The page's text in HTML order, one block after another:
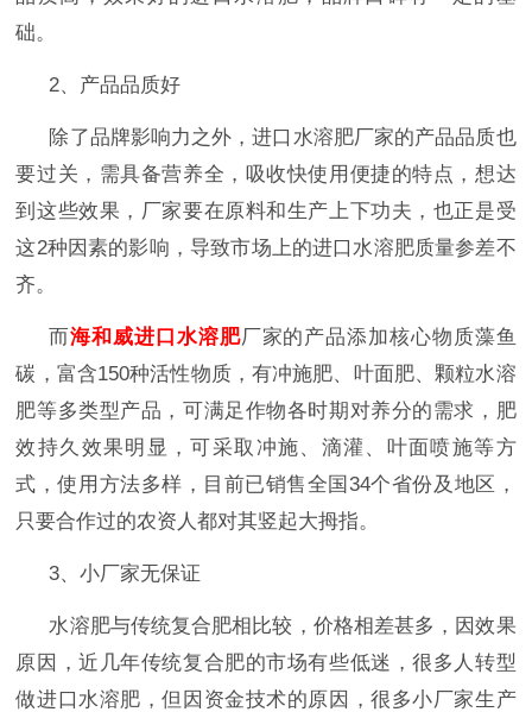
础。
2、产品品质好
除了品牌影响力之外，进口水溶肥厂家的产品品质也
要过关，需具备营养全，吸收快使用便捷的特点，想达
到这些效果，厂家要在原料和生产上下功夫，也正是受
这2种因素的影响，导致市场上的进口水溶肥质量参差不
齐。
而海和威进口水溶肥厂家的产品添加核心物质藻鱼
碳，富含150种活性物质，有冲施肥、叶面肥、颗粒水溶
肥等多类型产品，可满足作物各时期对养分的需求，肥
效持久效果明显，可采取冲施、滴灌、叶面喷施等方
式，使用方法多样，目前已销售全国34个省份及地区，
只要合作过的农资人都对其竖起大拇指。
3、小厂家无保证
水溶肥与传统复合肥相比较，价格相差甚多，因效果
原因，近几年传统复合肥的市场有些低迷，很多人转型
做进口水溶肥，但因资金技术的原因，很多小厂家生产